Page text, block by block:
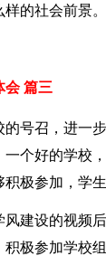
样的社会前景
会 篇三
的号召，进一
一个好的学校
积极参加，学
风建设的视频
极参加学校